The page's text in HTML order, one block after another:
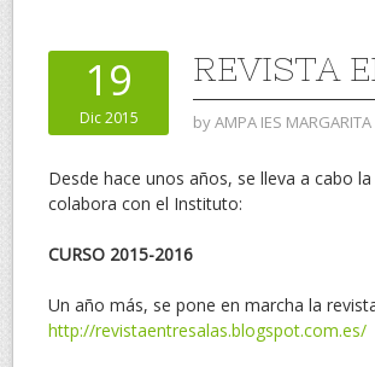
19
Dic 2015
REVISTA
byAMPA IES MARGARITA
Desde hace unos años, se lleva a cabo
colabora con el Instituto:
CURSO 2015-2016
Un año más, se pone en marcha la
http://revistaentresalas.blogspot.com.es/